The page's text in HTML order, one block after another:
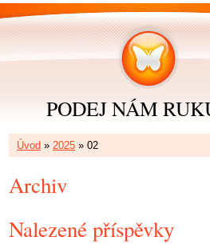
PODEJ NÁM
Úvod » 2025 » 02
Archiv
Nalezené příspěvky